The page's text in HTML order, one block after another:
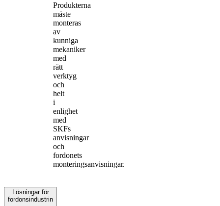
Produkterna
måste
monteras
av
kunniga
mekaniker
med
rätt
verktyg
och
helt
i
enlighet
med
SKFs
anvisningar
och
fordonets
monteringsanvisningar.
Lösningar för
fordonsindustrin